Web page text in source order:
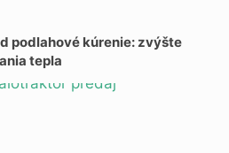
podlahové kúrenie: zvýšte
tepla